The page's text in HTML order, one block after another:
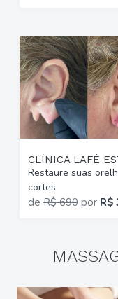
Restaure suas
cortes
de R$ 690 por R$